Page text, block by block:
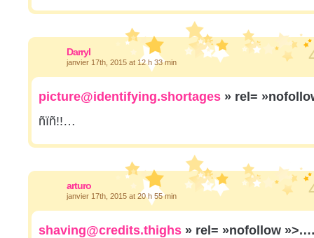
Darryl
janvier 17th, 2015 at 12 h 33 min
picture@identifying.shortages » rel=
ñïñ!!…
arturo
janvier 17th, 2015 at 20 h 55 min
shaving@credits.thighs » rel= »nofollow